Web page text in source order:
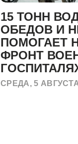
15 ТОНН
ОБЕДОВ И
ПОМОГАЕТ
ФРОНТ
СРЕДА, 5 АВГУСТА